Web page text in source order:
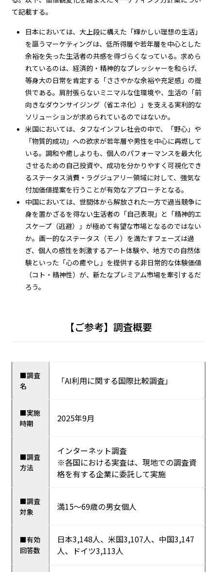
て記載する。
日本においては、大上段に構えた「輝かしい理想の生活」
を謳うマーケティングは、低所得層や若年層を中心とした
余裕を失った生活者の共感を得づらくなっている。求めら
れているのは、経済的・精神的なプレッシャーを和らげ、
等身大の日常を肯定する「ささやかな余裕や充足感」の提
供である。肩肘張らないミニマルな住環境や、生活の「前
向きなダウンサイジング（省エネ化）」を支える実利的な
ソリューションが求められているのではないか。
米国においては、タフなインフレ社会の中で、「野心」や
「物質的成功」への欲求が若年層や男性を中心に再燃して
いる。調和や癒しよりも、個人のパフォーマンスを最大化
させるための自己投資や、成功を分かりやすく可視化でき
るステータス消費・ラグジュアリー領域に対して、強気な
付加価値提案を行うことが有効なアプローチとなる。
中国においては、世間体から解放された一方で過当競争に
身を置かざるを得ない生活者の「自己表現」と「精神的エ
スケープ（逃避）」が極めて有望な市場となるのではない
か。画一的なステータス（モノ）を満たすフェーズは過
ぎ、個人の感性を刺激するアート体験や、地方での自然体
験といった「心の癒やし」を提供する非日常的な体験価値
（コト・精神性）が、新たなプレミアム市場を牽引するだ
ろう。
【ご参考】調査概要
■調査
名
「AI利用に関する国際比較調査」
■実施
時期
2025年9月
■調査
方法
インターネット調査
※各国における実査は、現地での調査資
格を有する企業に委託して実施
■調査
対象
満15～69歳の男女個人
■有効
回答数
日本3,148人、米国3,107人、中国3,147
人、ドイツ3,113人